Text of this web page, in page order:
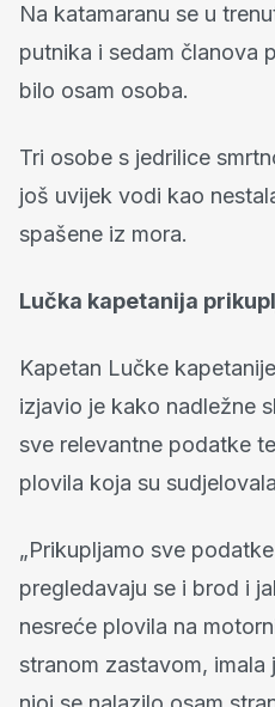
Na katamaranu se u
putnika i sedam članova
bilo osam osoba.
Tri osobe s jedrilice
još uvijek vodi kao
spašene iz mora.
Lučka kapetanija
Kapetan Lučke
izjavio je kako nadležne
sve relevantne podatke
plovila koja su
„Prikupljamo sve
pregledavaju se i brod i
nesreće plovila na
stranom zastavom, imala